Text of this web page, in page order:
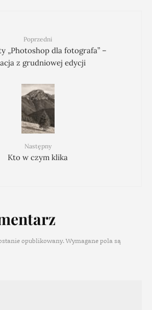
Poprzedni
„Photoshop dla fotografa” –
z grudniowej edycji
Następny
Kto w czym klika
opublikowany.Wymagane pola są